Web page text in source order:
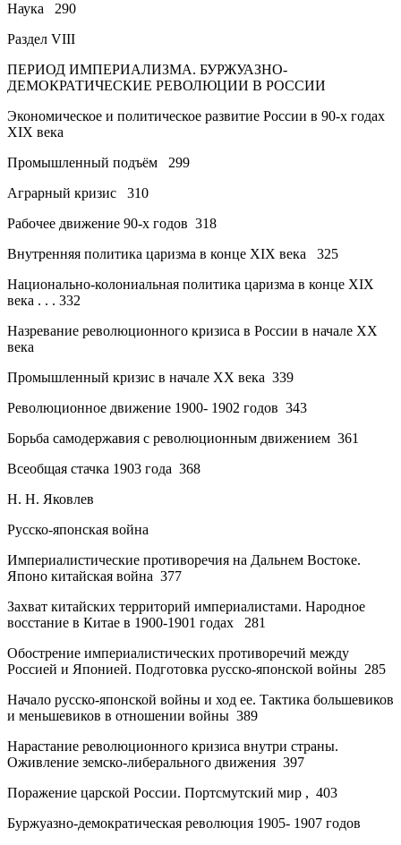
Наука
290
Раздел VIII
ПЕРИОД ИМПЕРИАЛИЗМА. БУРЖУАЗНО-
ДЕМОКРАТИЧЕСКИЕ РЕВОЛЮЦИИ В РОССИИ
Экономическое и политическое развитие России в 90-х годах
XIX века
Промышленный подъём
299
Аграрный кризис
310
Рабочее движение 90-х годов 318
Внутренняя политика царизма в конце XIX века
325
Национально-колониальная политика царизма в конце XIX
века . . . 332
Назревание революционного кризиса в России в начале XX
века
Промышленный кризис в начале XX века 339
Революционное движение 1900- 1902 годов 343
Борьба самодержавия с революционным движением 361
Всеобщая стачка 1903 года 368
Н. Н. Яковлев
Русско-японская война
Империалистические противоречия на Дальнем Востоке.
Японо китайская война 377
Захват китайских территорий империалистами. Народное
восстание в Китае в 1900-1901 годах
281
Обострение империалистических противоречий между
Россией и Японией. Подготовка русско-японской войны 285
Начало русско-японской войны и ход ее. Тактика большевиков
и меньшевиков в отношении войны 389
Нарастание революционного кризиса внутри страны.
Оживление земско-либерального движения 397
Поражение царской России. Портсмутский мир , 403
Буржуазно-демократическая революция 1905- 1907 годов